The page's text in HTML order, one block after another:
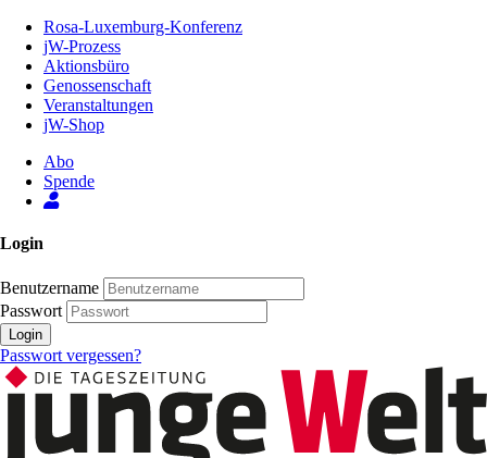
Inhalt
Seite
Rosa-Luxemburg-Konferenz
jW-Prozess
Aktionsbüro
Genossenschaft
Veranstaltungen
jW-Shop
Abo
Spende
Login
Benutzername
Passwort
Login
Passwort vergessen?